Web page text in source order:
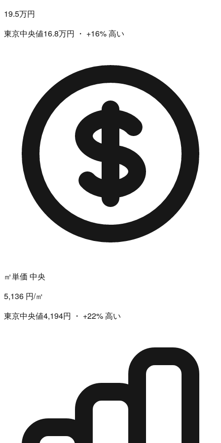
19.5万円
東京中央値16.8万円 ・ +16%高い
㎡単価 中央
5,136 円/㎡
東京中央値4,194円 ・ +22%高い